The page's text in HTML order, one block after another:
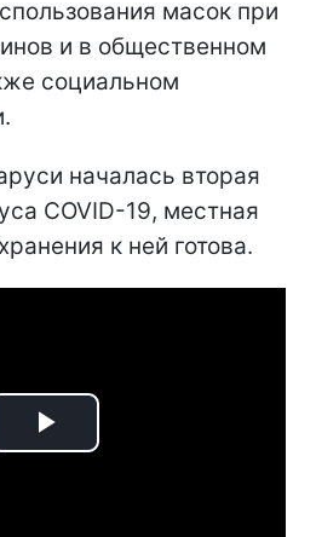
масок при
и в общественном
социальном
началась вторая
COVID-19, местная
к ней готова.
Play